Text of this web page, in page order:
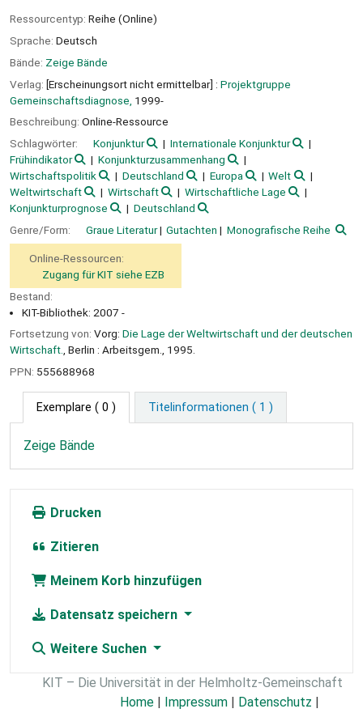
Ressourcentyp: Reihe (Online)
Sprache: Deutsch
Bände: Zeige Bände
Verlag: [Erscheinungsort nicht ermittelbar] : Projektgruppe
Gemeinschaftsdiagnose, 1999-
Beschreibung: Online-Ressource
Schlagwörter:
Konjunktur
Internationale Konjunktur
Frühindikator
Konjunkturzusammenhang
Wirtschaftspolitik
Deutschland Europa
Welt
Weltwirtschaft
Wirtschaft
Wirtschaftliche Lage
Konjunkturprognose
Deutschland
Genre/Form:
Graue Literatur Gutachten Monografische Reihe
Online-Ressourcen:
Zugang für KIT siehe EZB
Bestand:
KIT-Bibliothek: 2007 -
Fortsetzung von: Vorg: Die Lage der Weltwirtschaft und der deutschen
Wirtschaft., Berlin : Arbeitsgem., 1995.
PPN: 555688968
Exemplare ( 0 ) Titelinformationen ( 1 )
Zeige Bände
Drucken
Zitieren
Meinem Korb hinzufügen
Datensatz speichern
Weitere Suchen
KIT – Die Universität in der Helmholtz-Gemeinschaft
Home | Impressum | Datenschutz |